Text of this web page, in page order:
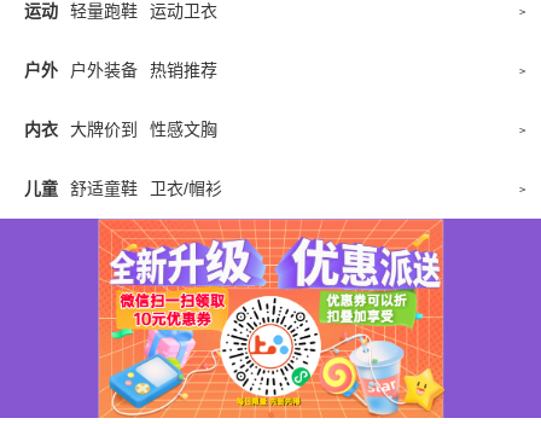
运动 轻量跑鞋 运动卫衣 >
户外 户外装备 热销推荐 >
内衣 大牌价到 性感文胸 >
儿童 舒适童鞋 卫衣/帽衫 >